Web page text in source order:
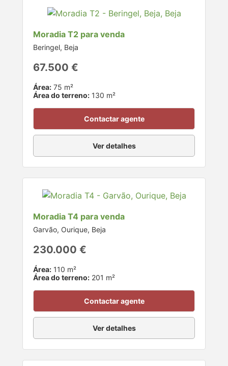
Moradia T2 para venda
Beringel, Beja
67.500 €
Área: 75 m²
Área do terreno: 130 m²
Contactar agente
Ver detalhes
Moradia T4 para venda
Garvão, Ourique, Beja
230.000 €
Área: 110 m²
Área do terreno: 201 m²
Contactar agente
Ver detalhes